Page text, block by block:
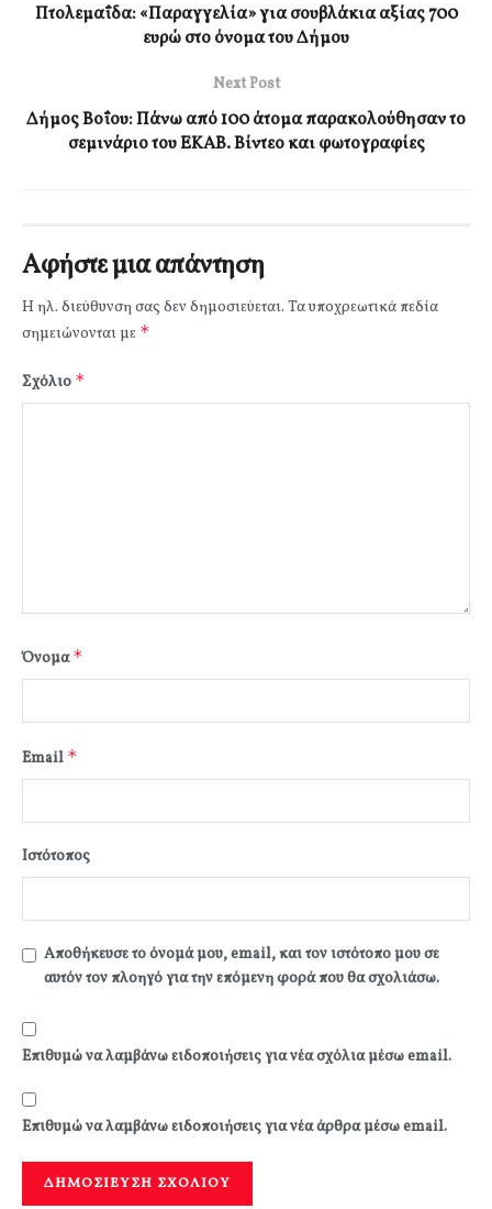
Πτολεμαΐδα: «Παραγγελία» για σουβλάκια αξίας 700
ευρώ στο όνομα του Δήμου
Next Post
Δήμος Βοΐου: Πάνω από 100 άτομα παρακολούθησαν το
σεμινάριο του ΕΚΑΒ. Βίντεο και φωτογραφίες
Αφήστε μια απάντηση
Η ηλ. διεύθυνση σας δεν δημοσιεύεται. Τα υποχρεωτικά πεδία
σημειώνονται με *
Σχόλιο *
Όνομα*
Email *
Ιστότοπος
Αποθήκευσε το όνομά μου, email, και τον ιστότοπο μου σε
αυτόν τον πλοηγό για την επόμενη φορά που θα σχολιάσω.
Επιθυμώ να λαμβάνω ειδοποιήσεις για νέα σχόλια μέσω email.
Επιθυμώ να λαμβάνω ειδοποιήσεις για νέα άρθρα μέσω email.